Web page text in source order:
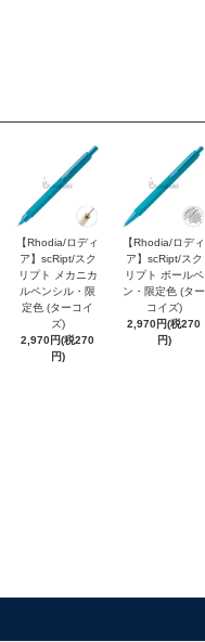
【Rhodia/ロディ
ア】scRipt/スク
リプト メカニカ
ルペンシル・限
定色 (ターコイ
ズ)
2,970円(税270
円)
【Rhodia/ロディ
ア】scRipt/スク
リプト ボールペ
ン・限定色 (ター
コイズ)
2,970円(税270
円)